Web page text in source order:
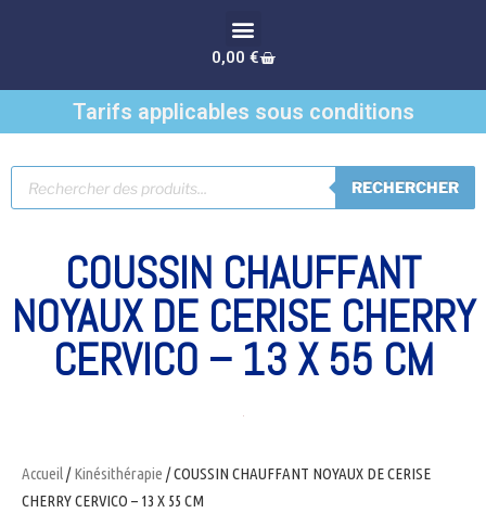
0,00 €
Tarifs applicables sous conditions
RECHERCHER
COUSSIN CHAUFFANT
NOYAUX DE CERISE CHERRY
CERVICO – 13 X 55 CM
Accueil/Kinésithérapie / COUSSIN CHAUFFANT NOYAUX DE CERISE
CHERRY CERVICO – 13 X 55 CM